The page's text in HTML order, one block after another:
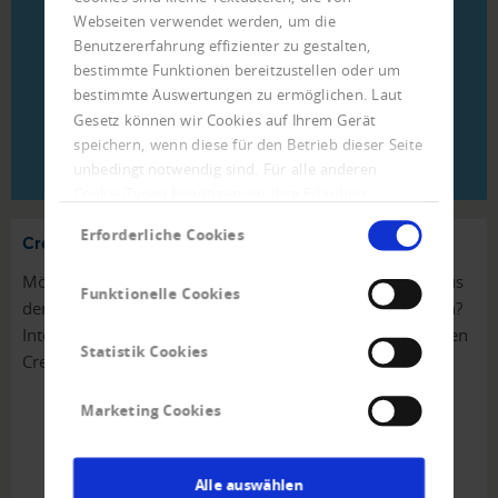
Webseiten verwendet werden, um die
Benutzererfahrung effizienter zu gestalten,
bestimmte Funktionen bereitzustellen oder um
bestimmte Auswertungen zu ermöglichen. Laut
Gesetz können wir Cookies auf Ihrem Gerät
speichern, wenn diese für den Betrieb dieser Seite
unbedingt notwendig sind. Für alle anderen
Erforderliche Cookies
Funktionelle Cookies
Statistik Cookies
Marketing Cookies
Alle auswählen
Insolvenzen in Österreich
Insolvenzen in Europa
Default Study
WEITERE ANALYSEN
Creditreform Presseverteiler
Möchten Sie bei Erscheinen neuer Pressemitteilungen aus
dem Hause Creditreform automatisch informiert werden?
Interessierten Journalisten bieten wir die Aufnahme in den
Creditreform Presseverteiler an.